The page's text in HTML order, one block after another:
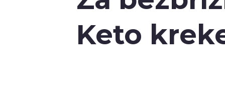
Keto